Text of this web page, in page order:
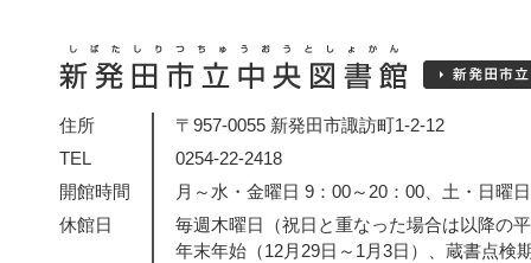
住所
〒957-0055 新発田市諏訪町1-2-12
TEL
0254-22-2418
開館時間
月～水・金曜日 9：00～20：00、土・日曜
休館日
毎週木曜日（祝日と重なった場合は以降の
年末年始（12月29日～1月3日）、蔵書点検